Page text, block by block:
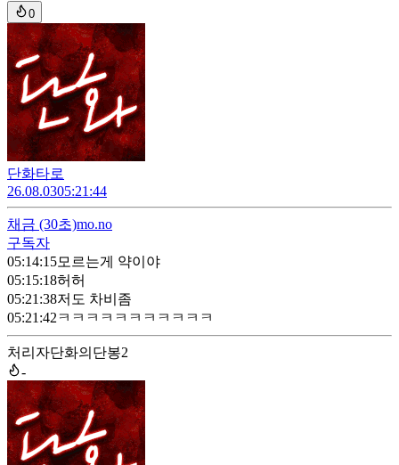
0
단화타로
26.08.0305:21:44
채금 (30초)mo.no
구독자
05:14:15모르는게 약이야
05:15:18허허
05:21:38저도 차비좀
05:21:42 ㅋㅋㅋㅋㅋㅋㅋㅋㅋㅋㅋ
처리자단화의단봉2
-